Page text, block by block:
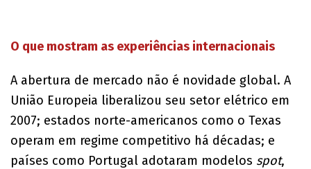
O que mostram as experiências internacionais
A abertura de mercado não é novidade global. A
União Europeia liberalizou seu setor elétrico em
2007; estados norte-americanos como o Texas
operam em regime competitivo há décadas; e
países como Portugal adotaram modelos spot,